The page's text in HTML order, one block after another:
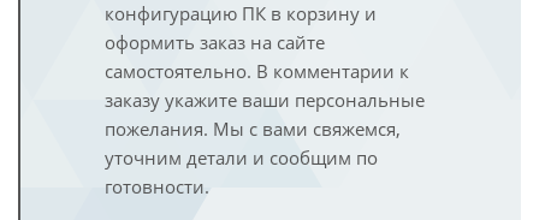
конфигурацию ПК в корзину и
оформить заказ на сайте
самостоятельно. В комментарии к
заказу укажите ваши персональные
пожелания. Мы с вами свяжемся,
уточним детали и сообщим по
готовности.